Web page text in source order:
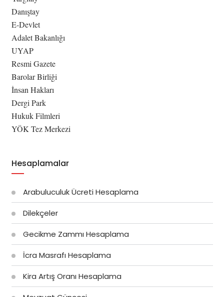
Danıştay
E-Devlet
Adalet Bakanlığı
UYAP
Resmi Gazete
Barolar Birliği
İnsan Hakları
Dergi Park
Hukuk Filmleri
YÖK Tez Merkezi
Hesaplamalar
Arabuluculuk Ücreti Hesaplama
Dilekçeler
Gecikme Zammı Hesaplama
İcra Masrafı Hesaplama
Kira Artış Oranı Hesaplama